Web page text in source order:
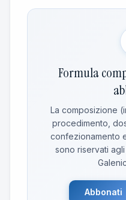
Formula
La composizione
procedimento,
confezionamento
sono riservati
Abbonati